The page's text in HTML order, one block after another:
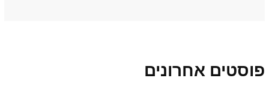
פוסטים אחרונים